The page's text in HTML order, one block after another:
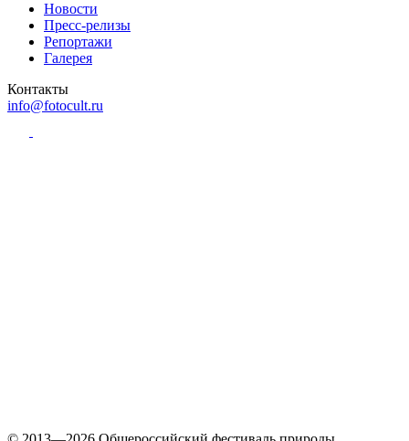
Новости
Пресс-релизы
Репортажи
Галерея
Контакты
info@fotocult.ru